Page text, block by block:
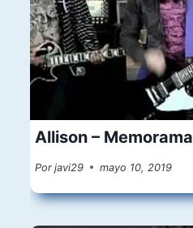
Allison – Memorama
Por javi29 mayo 10, 2019